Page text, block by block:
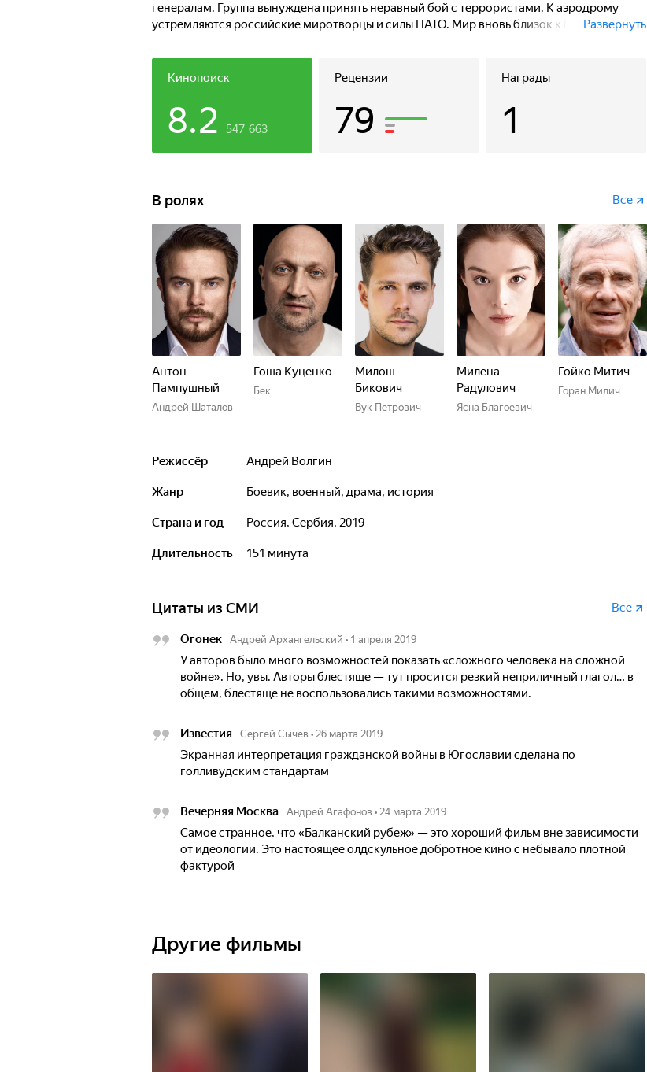
генералам. Группа вынуждена принять неравный бой с террористами. К аэродрому
устремляются российские миротворцы и силы НАТО. Мир вновь близок к большойРазвернуть
Кинопоиск
8.2 547 663
Рецензии
79
Награды
1
В ролях Все
Антон
Пампушный
Андрей Шаталов
Гоша Куценко
Бек
Милош
Бикович
Вук Петрович
Милена
Радулович
Ясна Благоевич
Гойко Митич
Горан Милич
Режиссёр Андрей Волгин
Жанр боевик, военный, драма, история
Страна и год Россия, Сербия, 2019
Длительность 151 минута
Цитаты из СМИ Все
Огонек Андрей Архангельский • 1 апреля 2019
У авторов было много возможностей показать «сложного человека на сложной
войне». Но, увы. Авторы блестяще — тут просится резкий неприличный глагол… в
общем, блестяще не воспользовались такими возможностями.
Известия Сергей Сычев • 26 марта 2019
Экранная интерпретация гражданской войны в Югославии сделана по
голливудским стандартам
Вечерняя Москва Андрей Агафонов • 24 марта 2019
Самое странное, что «Балканский рубеж» — это хороший фильм вне зависимости
от идеологии. Это настоящее олдскульное добротное кино с небывало плотной
фактурой
Другие фильмы